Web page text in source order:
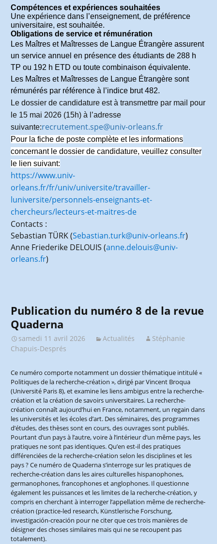
Compétences et expériences souhaitées
Une expérience dans l’enseignement, de préférence
universitaire, est souhaitée.
Obligations de service et rémunération
Les Maîtres et Maîtresses de Langue Étrangère assurent
un service annuel en présence des étudiants de 288 h
TP ou 192 h ETD ou toute combinaison équivalente.
Les Maîtres et Maîtresses de Langue Étrangère sont
rémunérés par référence à l’indice brut 482.
Le dossier de candidature est à transmettre par mail pour
le 15 mai 2026 (15h) à l’adresse
suivante:recrutement.spe@univ-orleans.fr
Pour la fiche de poste complète et les informations
concernant le dossier de candidature, veuillez consulter
le lien suivant:
https://www.univ-
orleans.fr/fr/univ/universite/travailler-
luniversite/personnels-enseignants-et-
chercheurs/lecteurs-et-maitres-de
Contacts :
Sebastian TÜRK (Sebastian.turk@univ-orleans.fr)
Anne Friederike DELOUIS (anne.delouis@univ-
orleans.fr)
Publication du numéro 8 de la revue
Quaderna
samedi 11 avril 2026 Actualités
Stéphanie
Chapuis-Després
Ce numéro comporte notamment un dossier thématique intitulé «
Politiques de la recherche-création », dirigé par Vincent Broqua
(Université Paris 8), et examine les liens ambigus entre la recherche-
création et la création de savoirs universitaires. La recherche-
création connaît aujourd’hui en France, notamment, un regain dans
les universités et les écoles d’art. Des séminaires, des programmes
d’études, des thèses sont en cours, des ouvrages sont publiés.
Pourtant d’un pays à l’autre, voire à l’intérieur d’un même pays, les
pratiques ne sont pas identiques. Qu’en est-il des pratiques
différenciées de la recherche-création selon les disciplines et les
pays ? Ce numéro de Quaderna s’interroge sur les pratiques de
recherche-création dans les aires culturelles hispanophones,
germanophones, francophones et anglophones. Il questionne
également les puissances et les limites de la recherche-création, y
compris en cherchant à interroger l’appellation même de recherche-
création (practice-led research, Künstlerische Forschung,
investigación-creación pour ne citer que ces trois manières de
désigner des choses similaires mais qui ne se recoupent pas
totalement).